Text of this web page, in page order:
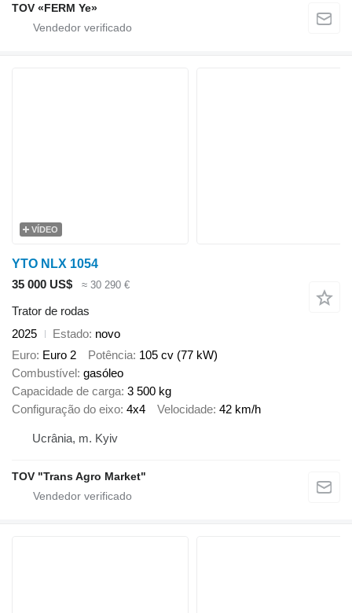
TOV «FERM Ye»
VÍDEO
YTO NLX 1054
35 000 US$
≈ 30 290 €
Trator de rodas
2025
Estado novo
Euro Euro 2 Potência 105 cv (77 kW)
Combustível gasóleo
Capacidade de carga 3 500 kg
Configuração do eixo 4x4 Velocidade 42 km/h
Ucrânia, m. Kyiv
TOV "Trans Agro Market"